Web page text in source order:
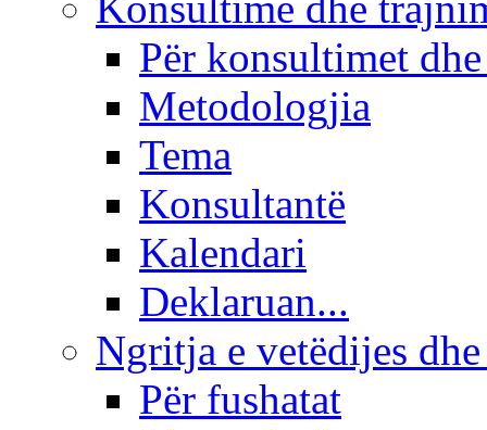
Për konsultimet
Metodologjia
Tema
Konsultantë
Kalendari
Deklaruan...
Ngritja e vetëdijes
Për fushatat